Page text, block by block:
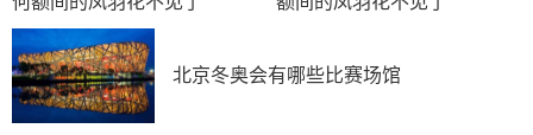
共同考中。两人遇到了算命先生陈礼，并为王惠的前途算
了一卦。
荀现的母亲病故，荀政及王惠想等殿试后在回家奔
北京冬奥会有哪些比赛场馆